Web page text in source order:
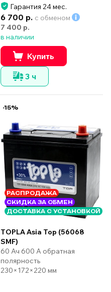
Гарантия 24 мес.
6 700 р. с обменом
7 400 р.
в наличии
Купить
3 ч
-15%
РАСПРОДАЖА
СКИДКА ЗА ОБМЕН
ДОСТАВКА С УСТАНОВКОЙ
TOPLA Asia Top (56068
SMF)
60 Ач 600 А обратная
полярность
230×172×220 мм